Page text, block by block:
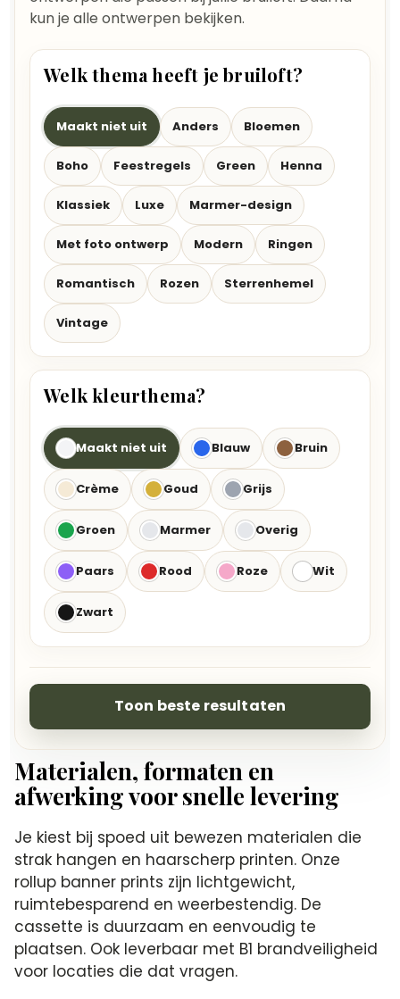
kun je alle ontwerpen bekijken.
Welk thema heeft je bruiloft?
Maakt niet uit Anders Bloemen
Boho Feestregels Green Henna
Klassiek Luxe Marmer-design
Met foto ontwerp Modern Ringen
Romantisch Rozen Sterrenhemel
Vintage
Welk kleurthema?
Maakt niet uit Blauw Bruin
Crème Goud Grijs
Groen Marmer Overig
Paars Rood Roze Wit
Zwart
Toon beste resultaten
Materialen, formaten en
afwerking voor snelle levering
Je kiest bij spoed uit bewezen materialen die
strak hangen en haarscherp printen. Onze
rollup banner prints zijn lichtgewicht,
ruimtebesparend en weerbestendig. De
cassette is duurzaam en eenvoudig te
plaatsen. Ook leverbaar met B1 brandveiligheid
voor locaties die dat vragen.